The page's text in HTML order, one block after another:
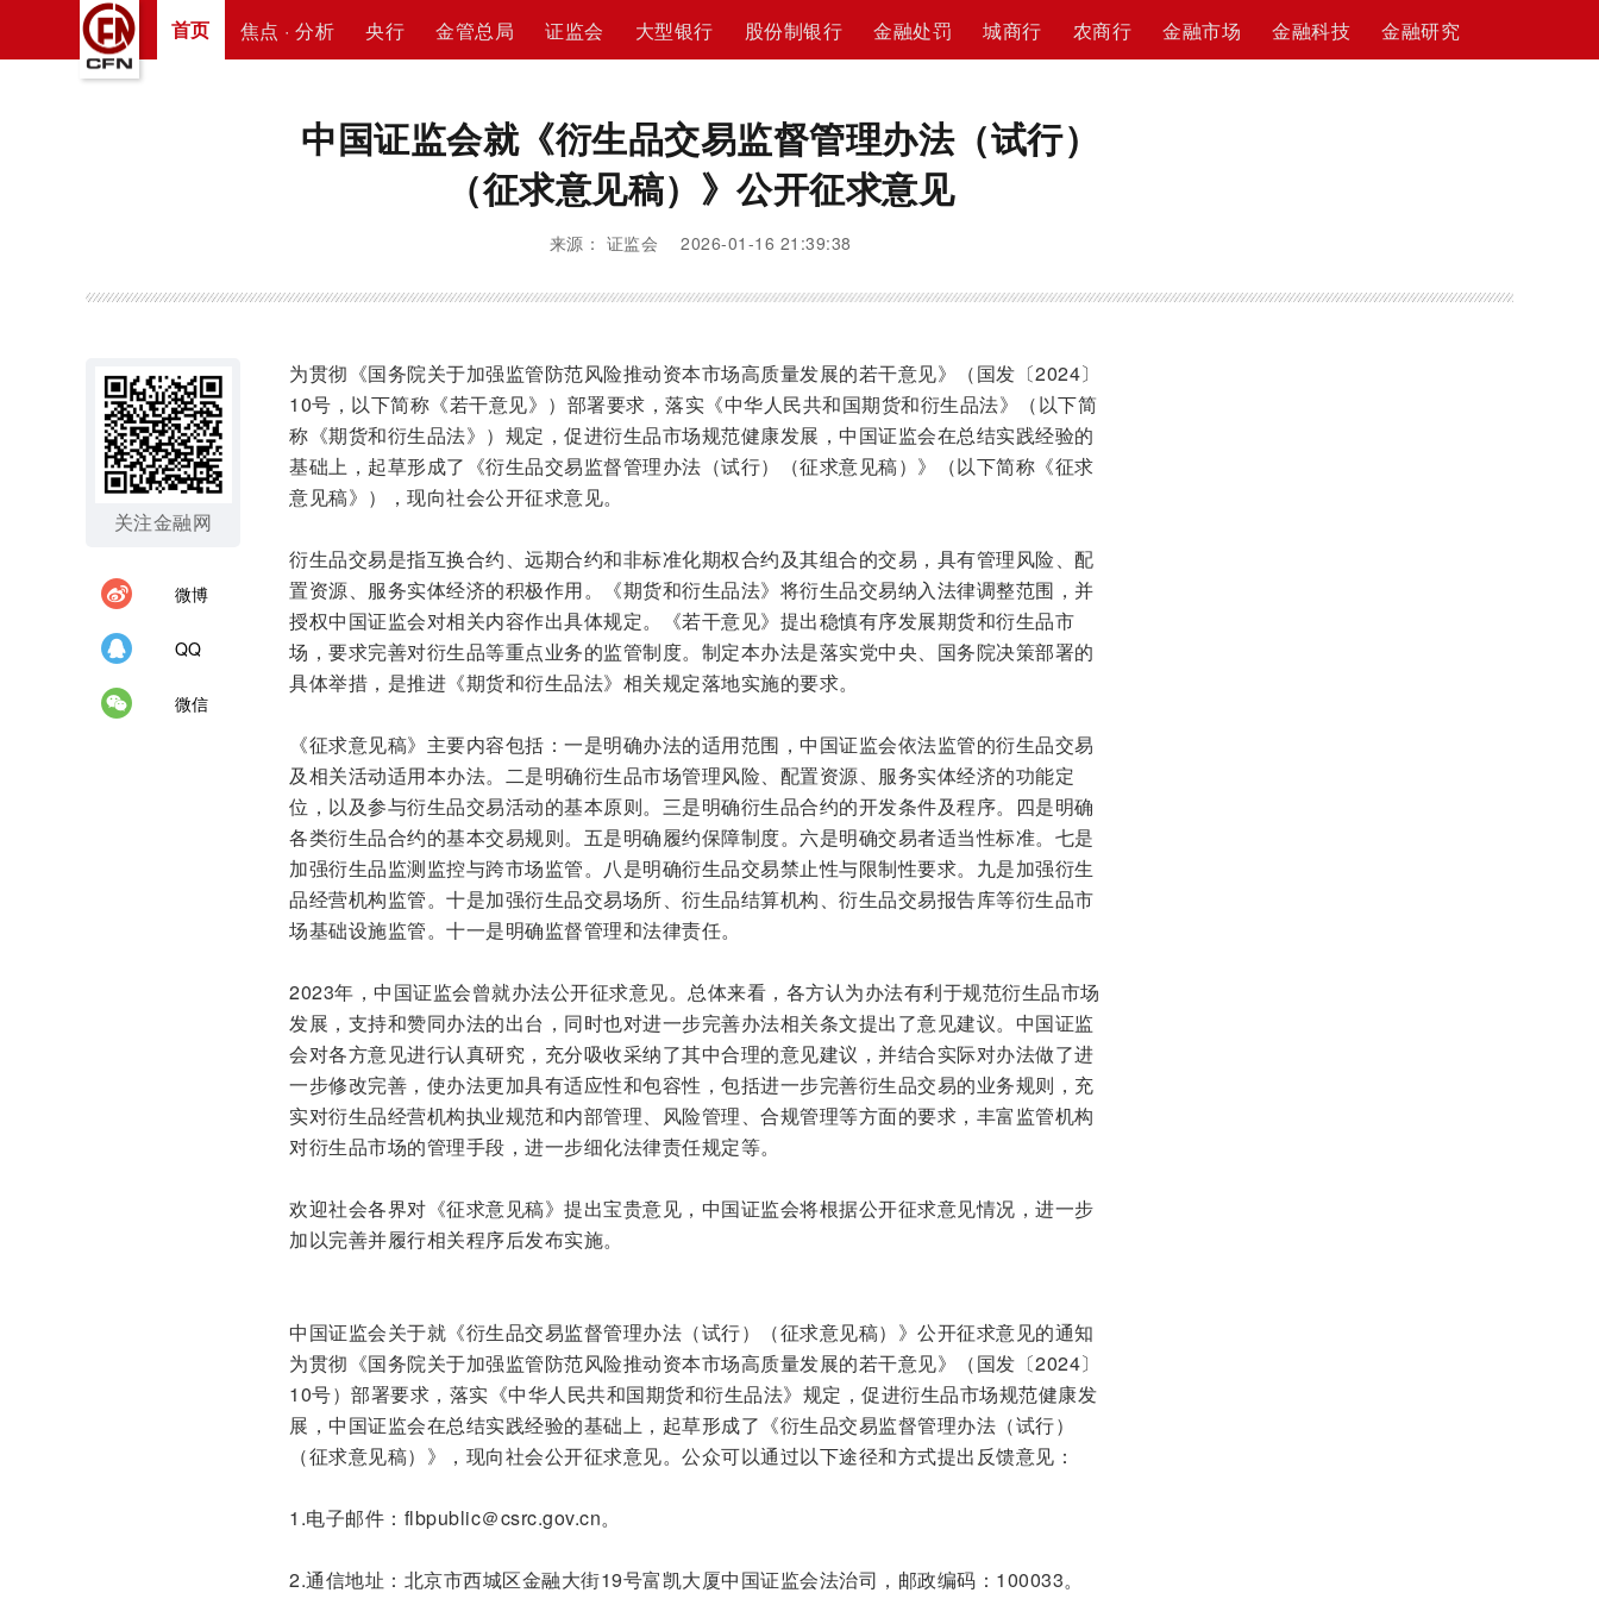
首页 焦点 · 分析 央行 金管总局 证监会 大型银行 股份制银行 金融处罚 城商行 农商行 金融市场 金融科技 金融研究
中国证监会就《衍生品交易监督管理办法（试行）
（征求意见稿）》公开征求意见
来源： 证监会 2026-01-16 21:39:38
关注金融网
微博
QQ
微信
为贯彻《国务院关于加强监管防范风险推动资本市场高质量发展的若干意见》（国发〔2024〕
10号，以下简称《若干意见》）部署要求，落实《中华人民共和国期货和衍生品法》（以下简
称《期货和衍生品法》）规定，促进衍生品市场规范健康发展，中国证监会在总结实践经验的
基础上，起草形成了《衍生品交易监督管理办法（试行）（征求意见稿）》（以下简称《征求
意见稿》），现向社会公开征求意见。
衍生品交易是指互换合约、远期合约和非标准化期权合约及其组合的交易，具有管理风险、配
置资源、服务实体经济的积极作用。《期货和衍生品法》将衍生品交易纳入法律调整范围，并
授权中国证监会对相关内容作出具体规定。《若干意见》提出稳慎有序发展期货和衍生品市
场，要求完善对衍生品等重点业务的监管制度。制定本办法是落实党中央、国务院决策部署的
具体举措，是推进《期货和衍生品法》相关规定落地实施的要求。
《征求意见稿》主要内容包括：一是明确办法的适用范围，中国证监会依法监管的衍生品交易
及相关活动适用本办法。二是明确衍生品市场管理风险、配置资源、服务实体经济的功能定
位，以及参与衍生品交易活动的基本原则。三是明确衍生品合约的开发条件及程序。四是明确
各类衍生品合约的基本交易规则。五是明确履约保障制度。六是明确交易者适当性标准。七是
加强衍生品监测监控与跨市场监管。八是明确衍生品交易禁止性与限制性要求。九是加强衍生
品经营机构监管。十是加强衍生品交易场所、衍生品结算机构、衍生品交易报告库等衍生品市
场基础设施监管。十一是明确监督管理和法律责任。
2023年，中国证监会曾就办法公开征求意见。总体来看，各方认为办法有利于规范衍生品市场
发展，支持和赞同办法的出台，同时也对进一步完善办法相关条文提出了意见建议。中国证监
会对各方意见进行认真研究，充分吸收采纳了其中合理的意见建议，并结合实际对办法做了进
一步修改完善，使办法更加具有适应性和包容性，包括进一步完善衍生品交易的业务规则，充
实对衍生品经营机构执业规范和内部管理、风险管理、合规管理等方面的要求，丰富监管机构
对衍生品市场的管理手段，进一步细化法律责任规定等。
欢迎社会各界对《征求意见稿》提出宝贵意见，中国证监会将根据公开征求意见情况，进一步
加以完善并履行相关程序后发布实施。
中国证监会关于就《衍生品交易监督管理办法（试行）（征求意见稿）》公开征求意见的通知
为贯彻《国务院关于加强监管防范风险推动资本市场高质量发展的若干意见》（国发〔2024〕
10号）部署要求，落实《中华人民共和国期货和衍生品法》规定，促进衍生品市场规范健康发
展，中国证监会在总结实践经验的基础上，起草形成了《衍生品交易监督管理办法（试行）
（征求意见稿）》，现向社会公开征求意见。公众可以通过以下途径和方式提出反馈意见：
1.电子邮件：flbpublic＠csrc.gov.cn。
2.通信地址：北京市西城区金融大街19号富凯大厦中国证监会法治司，邮政编码：100033。